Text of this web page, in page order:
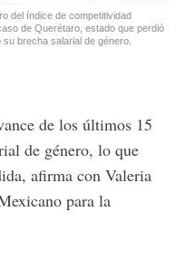
del índice de competitividad
de Querétaro, estado que perdió
brecha salarial de género.
de los últimos 15
de género, lo que
afirma con Valeria
para la